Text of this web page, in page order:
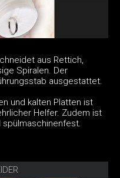
aus Rettich,
Spiralen. Der
ausgestattet.
und kalten Platten ist
Helfer. Zudem ist